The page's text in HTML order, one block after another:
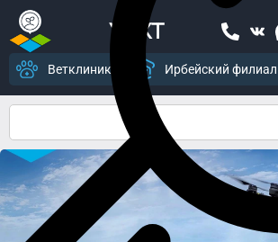
УСХТ
Ветклиника Ирбейский филиал